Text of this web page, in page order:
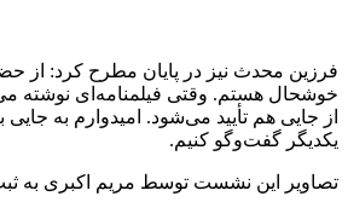
فرزین محدث نیز در پایان مطرح کرد: از
خوشحال هستم. وقتی فیلمنامه‌ای نوشته
از جایی هم تأیید می‌شود. امیدوارم به جایی
یکدیگر گفت‌وگو کنیم.
تصاویر این نشست توسط مریم اکبری به